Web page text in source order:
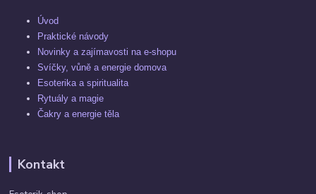
Úvod
Praktické návody
Novinky a zajímavosti na e-shopu
Svíčky, vůně a energie domova
Esoterika a spiritualita
Rytuály a magie
Čakry a energie těla
Kontakt